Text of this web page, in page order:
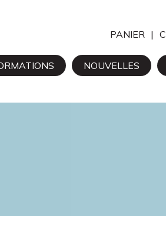
PANIER
NOUVELLES